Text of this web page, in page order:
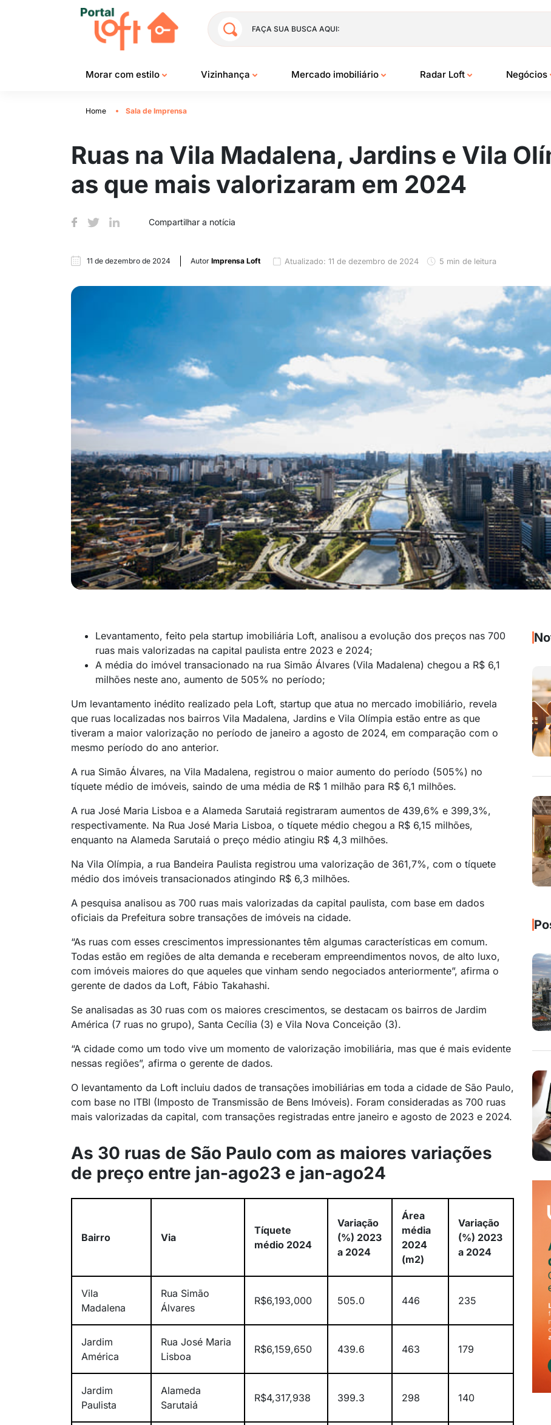
FAÇA SUA BUSCA AQUI:
Morar com estilo Vizinhança Mercado imobiliário Radar Loft Negócios
Home Sala de Imprensa
Ruas na Vila Madalena, Jardins e Vila
as que mais valorizaram em 2024
Compartilhar a notícia
11 de dezembro de 2024 Autor Imprensa Loft Atualizado: 11 de dezembro de 2024 5 min de leitura
Levantamento, feito pela startup imobiliária Loft, analisou a evolução dos preços nas 700
ruas mais valorizadas na capital paulista entre 2023 e 2024;
A média do imóvel transacionado na rua Simão Álvares (Vila Madalena) chegou a R$ 6,1
milhões neste ano, aumento de 505% no período;
Um levantamento inédito realizado pela Loft, startup que atua no mercado imobiliário, revela
que ruas localizadas nos bairros Vila Madalena, Jardins e Vila Olímpia estão entre as que
tiveram a maior valorização no período de janeiro a agosto de 2024, em comparação com o
mesmo período do ano anterior.
A rua Simão Álvares, na Vila Madalena, registrou o maior aumento do período (505%) no
tíquete médio de imóveis, saindo de uma média de R$ 1 milhão para R$ 6,1 milhões.
A rua José Maria Lisboa e a Alameda Sarutaiá registraram aumentos de 439,6% e 399,3%,
respectivamente. Na Rua José Maria Lisboa, o tíquete médio chegou a R$ 6,15 milhões,
enquanto na Alameda Sarutaiá o preço médio atingiu R$ 4,3 milhões.
Na Vila Olímpia, a rua Bandeira Paulista registrou uma valorização de 361,7%, com o tíquete
médio dos imóveis transacionados atingindo R$ 6,3 milhões.
A pesquisa analisou as 700 ruas mais valorizadas da capital paulista, com base em dados
oficiais da Prefeitura sobre transações de imóveis na cidade.
“As ruas com esses crescimentos impressionantes têm algumas características em comum.
Todas estão em regiões de alta demanda e receberam empreendimentos novos, de alto luxo,
com imóveis maiores do que aqueles que vinham sendo negociados anteriormente”, afirma o
gerente de dados da Loft, Fábio Takahashi.
Se analisadas as 30 ruas com os maiores crescimentos, se destacam os bairros de Jardim
América (7 ruas no grupo), Santa Cecília (3) e Vila Nova Conceição (3).
“A cidade como um todo vive um momento de valorização imobiliária, mas que é mais evidente
nessas regiões”, afirma o gerente de dados.
O levantamento da Loft incluiu dados de transações imobiliárias em toda a cidade de São Paulo,
com base no ITBI (Imposto de Transmissão de Bens Imóveis). Foram consideradas as 700 ruas
mais valorizadas da capital, com transações registradas entre janeiro e agosto de 2023 e 2024.
As 30 ruas de São Paulo com as maiores variações
de preço entre jan-ago23 e jan-ago24
Bairro Via
Tíquete
médio 2024
Variação
(%) 2023
a 2024
Área
média
2024
(m2)
Variação
(%) 2023
a 2024
Vila
Madalena
Rua Simão
Álvares
R$6,193,000 505.0 446 235
Jardim
América
Rua José Maria
Lisboa
R$6,159,650 439.6 463 179
Jardim
Paulista
Alameda
Sarutaiá
R$4,317,938 399.3 298 140